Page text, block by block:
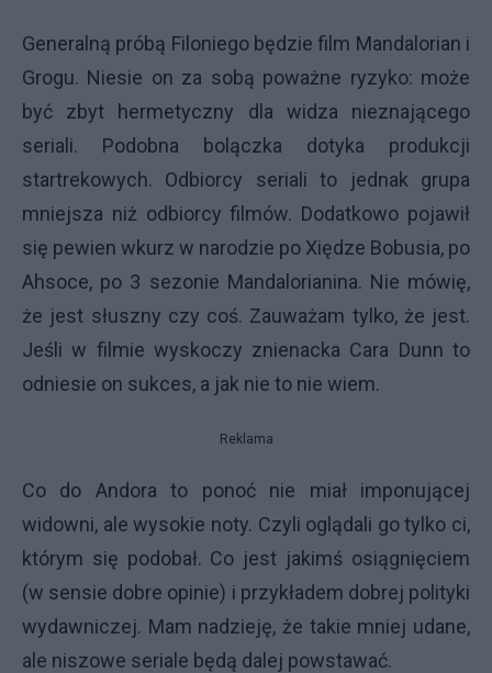
Generalną próbą Filoniego będzie film Mandalorian i
Grogu. Niesie on za sobą poważne ryzyko: może
być zbyt hermetyczny dla widza nieznającego
seriali. Podobna bolączka dotyka produkcji
startrekowych. Odbiorcy seriali to jednak grupa
mniejsza niż odbiorcy filmów. Dodatkowo pojawił
się pewien wkurz w narodzie po Xiędze Bobusia, po
Ahsoce, po 3 sezonie Mandalorianina. Nie mówię,
że jest słuszny czy coś. Zauważam tylko, że jest.
Jeśli w filmie wyskoczy znienacka Cara Dunn to
odniesie on sukces, a jak nie to nie wiem.
Reklama
Co do Andora to ponoć nie miał imponującej
widowni, ale wysokie noty. Czyli oglądali go tylko ci,
którym się podobał. Co jest jakimś osiągnięciem
(w sensie dobre opinie) i przykładem dobrej polityki
wydawniczej. Mam nadzieję, że takie mniej udane,
ale niszowe seriale będą dalej powstawać.